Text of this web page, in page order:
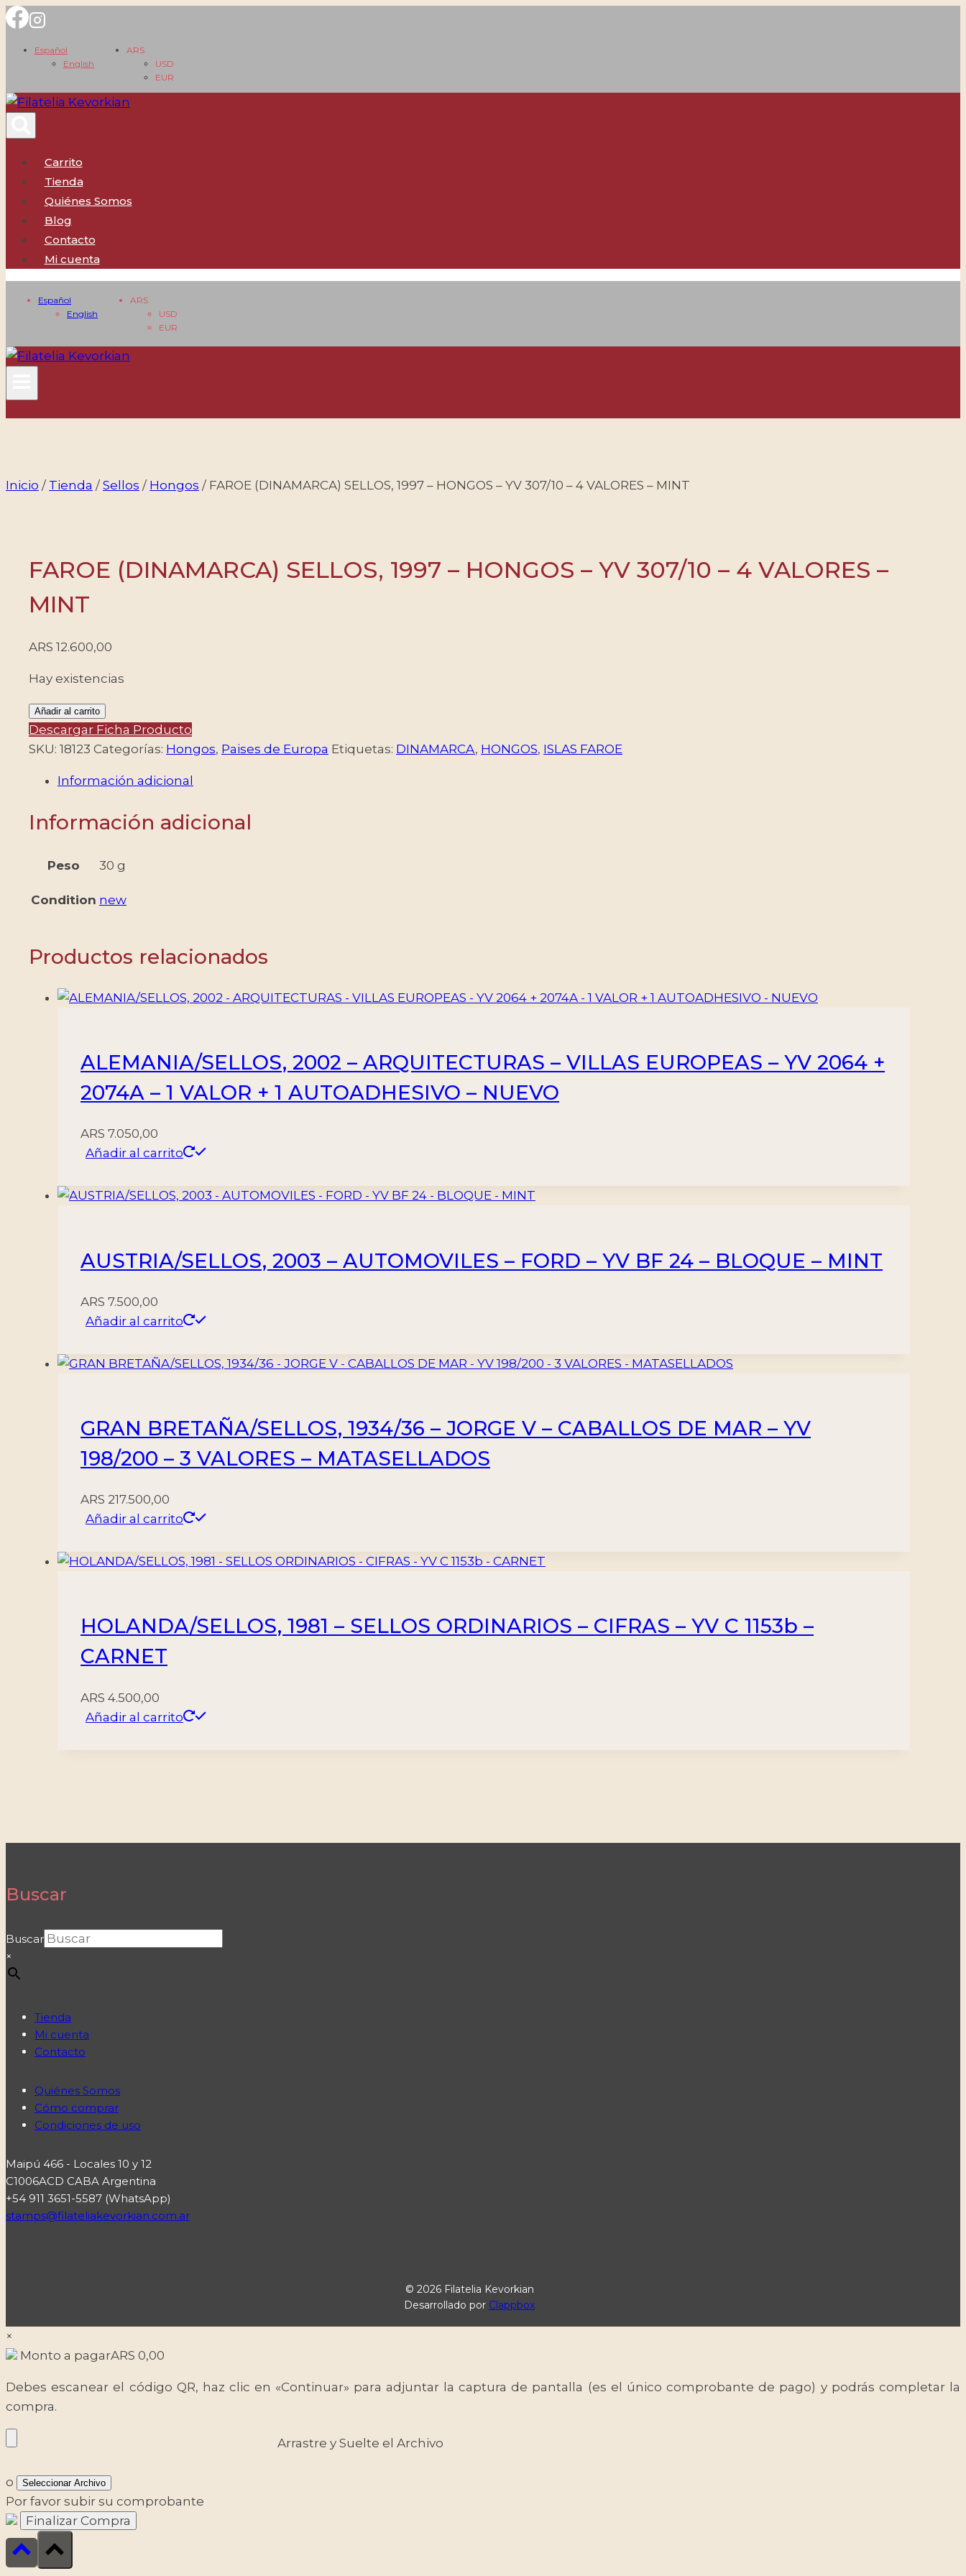
Saltar
contenido
Español
English
ARS
USD
EUR
Carrito
Tienda
Quiénes Somos
Blog
Contacto
Mi cuenta
Español
English
ARS
USD
EUR
Inicio / Tienda / Sellos / Hongos / FAROE (DINAMARCA) SELLOS, 1997 – HONGOS – YV 307/10 – 4 VALORES – MINT
FAROE (DINAMARCA) SELLOS, 1997 – HONGOS – YV 307/10 – 4 VALORES –
MINT
ARS 12.600,00
Hay existencias
FAROE
(DINAMARCA)
SELLOS,
307/10
4
MINT
Añadir al carrito
Descargar Ficha Producto
SKU: 18123 Categorías: Hongos, Paises de Europa Etiquetas: DINAMARCA, HONGOS, ISLAS FAROE
Información adicional
Información adicional
Peso 30 g
Condition new
Productos relacionados
ALEMANIA/SELLOS, 2002 – ARQUITECTURAS – VILLAS EUROPEAS – YV 2064 +
2074A – 1 VALOR + 1 AUTOADHESIVO – NUEVO
ARS 7.050,00
Añadir al carrito
AUSTRIA/SELLOS, 2003 – AUTOMOVILES – FORD – YV BF 24 – BLOQUE – MINT
ARS 7.500,00
Añadir al carrito
GRAN BRETAÑA/SELLOS, 1934/36 – JORGE V – CABALLOS DE MAR – YV
198/200 – 3 VALORES – MATASELLADOS
ARS 217.500,00
Añadir al carrito
HOLANDA/SELLOS, 1981 – SELLOS ORDINARIOS – CIFRAS – YV C 1153b –
CARNET
ARS 4.500,00
Añadir al carrito
Buscar
Buscar
×
Tienda
Mi cuenta
Contacto
Quiénes Somos
Cómo comprar
Condiciones de uso
Maipú 466 - Locales 10 y 12
C1006ACD CABA Argentina
+54 911 3651-5587 (WhatsApp)
stamps@filateliakevorkian.com.ar
© 2026 Filatelia Kevorkian
Desarrollado por Clappbox
×
Monto a pagarARS 0,00
Debes escanear el código QR, haz clic en «Continuar» para adjuntar la captura de pantalla (es el único comprobante de pago) y podrás completar la
compra.
Arrastre y Suelte el Archivo
o Seleccionar Archivo
Por favor subir su comprobante